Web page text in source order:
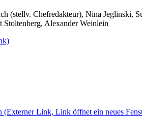
(stellv. Chefredakteur), Nina Jeglinski,
Alexander Weinlein
(Externer Link, Link öffnet ein neues